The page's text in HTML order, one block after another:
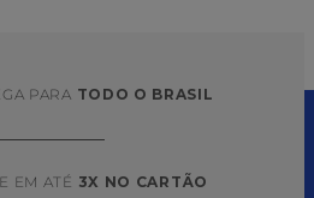
PARA TODO O BRASIL
EM ATÉ 3X NO CARTÃO